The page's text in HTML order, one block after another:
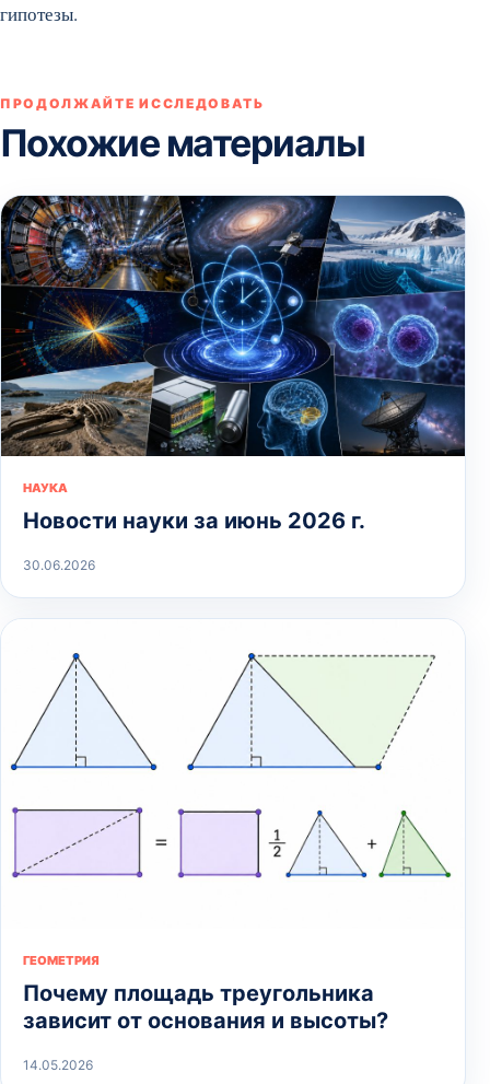
гипотезы.
ПРОДОЛЖАЙТЕ ИССЛЕДОВАТЬ
Похожие материалы
НАУКА
Новости науки за июнь 2026 г.
30.06.2026
ГЕОМЕТРИЯ
Почему площадь треугольника
зависит от основания и высоты?
14.05.2026